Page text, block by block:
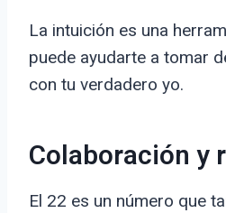
La intuición es una
puede ayudarte a tomar
con tu verdadero yo.
Colaboración y
El 22 es un número que